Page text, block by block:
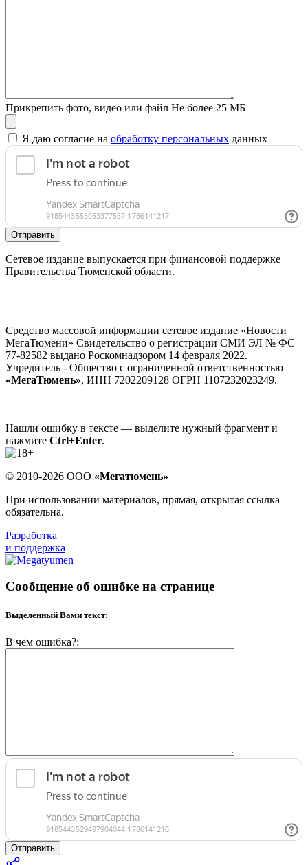
Прикрепить фото, видео или файл Не более 25 МБ
Я даю согласие на обработку персональных данных
Отправить
Сетевое издание выпускается при финансовой поддержке
Правительства Тюменской области.
Средство массовой информации сетевое издание «Новости
МегаТюмени» Свидетельство о регистрации СМИ ЭЛ № ФС
77-82582 выдано Роскомнадзором 14 февраля 2022.
Учредитель - Общество с ограниченной ответственностью
«МегаТюмень», ИНН 7202209128 ОГРН 1107232023249.
Нашли ошибку в тексте — выделите нужный фрагмент и
нажмите Ctrl+Enter.
© 2010-2026 ООО «Мегатюмень»
При использовании материалов, прямая, открытая ссылка
обязательна.
Разработка
и поддержка
Сообщение об ошибке на странице
Выделенный Вами текст:
В чём ошибка?:
Отправить